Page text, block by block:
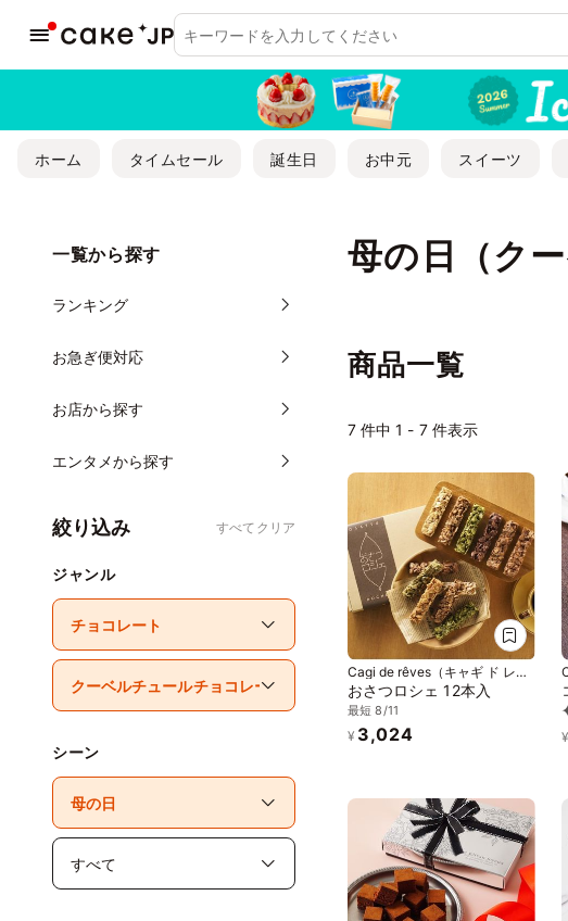
ホーム タイムセール 誕生日 お中元 スイーツ
母の日（ク
一覧から探す
ランキング
お急ぎ便対応
お店から探す
エンタメから探す
絞り込み すべてクリア
ジャンル
シーン
商品一覧
7 件中 1 - 7 件表示
Cagi de rêves（キャギ ド レー
ブ）
おさつロシェ 12本入
最短 8/11
¥ 3,024 ¥